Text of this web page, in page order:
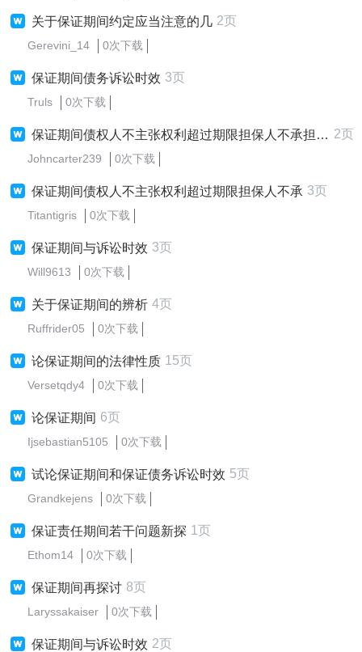
关于保证期间约定应当注意的几 2页
Gerevini_14 0次下载
保证期间债务诉讼时效 3页
Truls 0次下载
保证期间债权人不主张权利超过期限担保人不承担责任 2页
Johncarter239 0次下载
保证期间债权人不主张权利超过期限担保人不承 3页
Titantigris 0次下载
保证期间与诉讼时效 3页
Will9613 0次下载
关于保证期间的辨析 4页
Ruffrider05 0次下载
论保证期间的法律性质 15页
Versetqdy4 0次下载
论保证期间 6页
Ijsebastian5105 0次下载
试论保证期间和保证债务诉讼时效 5页
Grandkejens 0次下载
保证责任期间若干问题新探 1页
Ethom14 0次下载
保证期间再探讨 8页
Laryssakaiser 0次下载
保证期间与诉讼时效 2页